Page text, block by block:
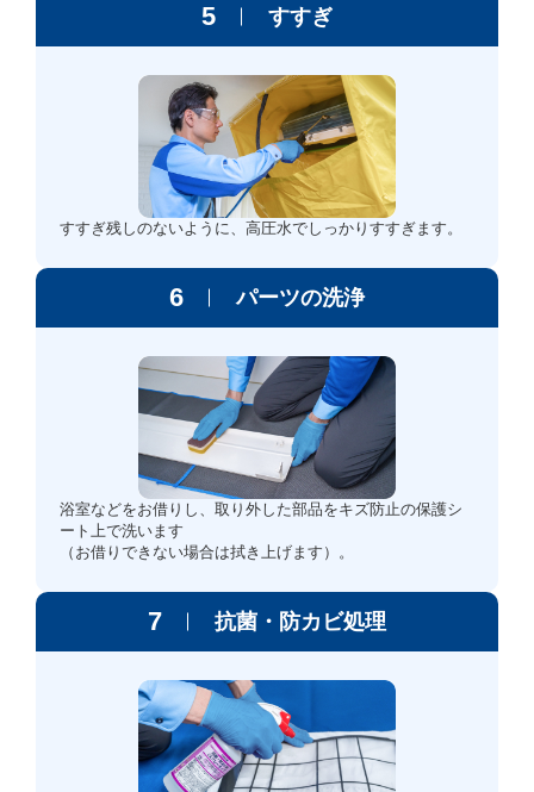
5 すすぎ
すすぎ残しのないように、高圧水でしっかりすすぎます。
6 パーツの洗浄
浴室などをお借りし、取り外した部品をキズ防止の保護シ
ート上で洗います
（お借りできない場合は拭き上げます）。
7 抗菌・防カビ処理